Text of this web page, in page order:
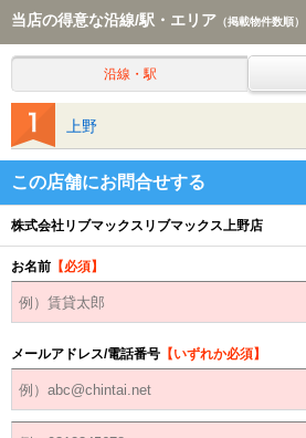
当店の得意な沿線/駅・エリア （掲載物件数順）
沿線・駅
上野
この店舗にお問合せする
株式会社リブマックスリブマックス上野店
お名前 【必須】
メールアドレス/電話番号 【いずれか必須】